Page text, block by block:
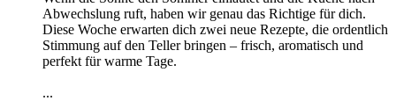
Abwechslung ruft, haben wir genau das Richtige für dich.
Diese Woche erwarten dich zwei neue Rezepte, die ordentlich
Stimmung auf den Teller bringen – frisch, aromatisch und
perfekt für warme Tage.
...